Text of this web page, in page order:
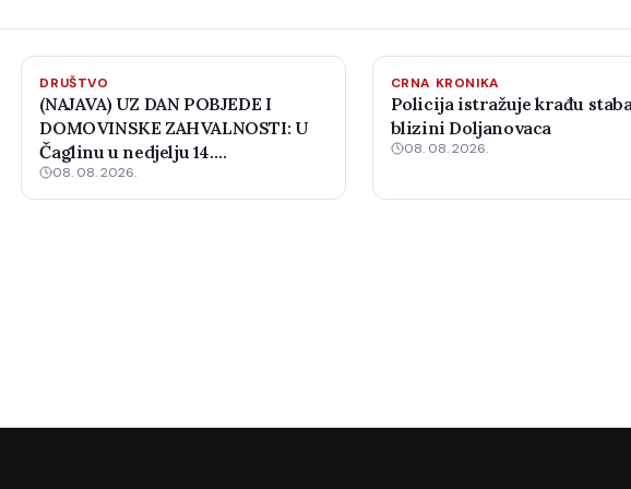
DRUŠTVO
(NAJAVA) UZ DAN POBJEDE I
DOMOVINSKE ZAHVALNOSTI: U
Čaglinu u nedjelju 14.
međunarodni šahovski turnir
08. 08. 2026.
CRNA KRONIKA
Policija istražuje krađu
blizini Doljanovaca
08. 08. 2026.